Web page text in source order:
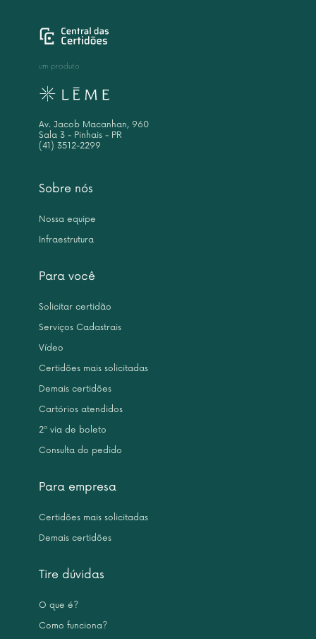
Sobre nós
Nossa equipe
Infraestrutura
Para você
Solicitar certidão
Serviços Cadastrais
Vídeo
Certidões mais solicitadas
Demais certidões
Cartórios atendidos
2ª via de boleto
Consulta do pedido
Para empresa
Certidões mais solicitadas
Demais certidões
Tire dúvidas
O que é?
Como funciona?
um produto
Av. Jacob Macanhan, 960
Sala 3 - Pinhais - PR
(41) 3512-2299